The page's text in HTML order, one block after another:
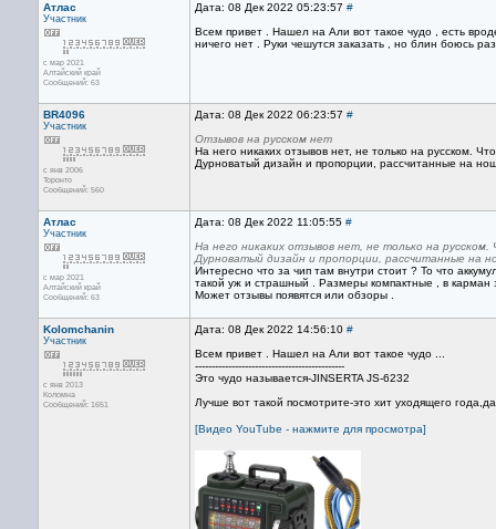
Атлас
Участник
с мар 2021
Алтайский край
Сообщений: 63
Дата: 08 Дек 2022 05:23:57 #
Всем привет . Нашел на Али вот такое чудо , есть
ничего нет . Руки чешутся заказать , но блин боюсь
BR4096
Участник
с янв 2006
Торонто
Сообщений: 560
Дата: 08 Дек 2022 06:23:57 #
Отзывов на русском нет
На него никаких отзывов нет, не только на русском.
Дурноватый дизайн и пропорции, рассчитанные на
Атлас
Участник
с мар 2021
Алтайский край
Сообщений: 63
Дата: 08 Дек 2022 11:05:55 #
На него никаких отзывов нет, не только на
Дурноватый дизайн и пропорции, рассчитанные на
Интересно что за чип там внутри стоит ? То что
такой уж и страшный . Размеры компактные , в карман
Может отзывы появятся или обзоры .
Kolomchanin
Участник
с янв 2013
Коломна
Сообщений: 1651
Дата: 08 Дек 2022 14:56:10 #
Всем привет . Нашел на Али вот такое чудо ...
---------------------------------------------
Это чудо называется-JINSERTA JS-6232
Лучше вот такой посмотрите-это хит уходящего
[Видео YouTube - нажмите для просмотра]